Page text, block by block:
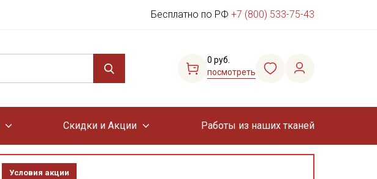
Бесплатно по РФ +7 (800) 533-75-43
0 руб.
посмотреть
Скидки и Акции Работы из наших тканей
Условия акции